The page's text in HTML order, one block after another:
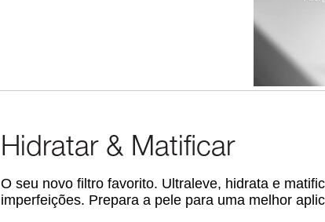
Hidratar & Matificar
O seu novo filtro favorito. Ultraleve, hidrata e
imperfeições. Prepara a pele para uma melhor